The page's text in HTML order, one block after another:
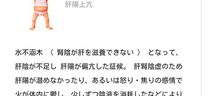
肝陽上亢
水不涵木 （ 腎陰が肝を滋養できない ） となって、
肝陰が不足し 肝陽が偏亢した証候。 肝腎陰虚のため
肝陽が潜めなかったり、あるいは怒り・焦りの感情で